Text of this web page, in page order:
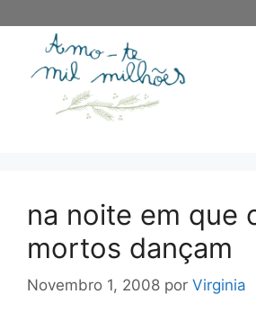
conteúdo
na noite em que
mortos dançam
Novembro 1, 2008 por Virginia